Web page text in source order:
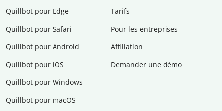
Quillbot pour Edge
Quillbot pour Safari
Quillbot pour Android
Quillbot pour iOS
Quillbot pour Windows
Quillbot pour macOS
Tarifs
Pour les entreprises
Affiliation
Demander une démo